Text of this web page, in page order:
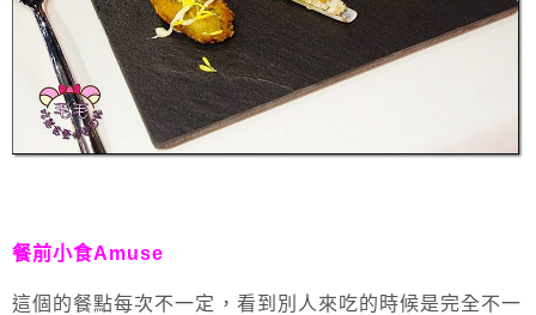
餐前小食Amuse
這個的餐點每次不一定，看到別人來吃的時候是完全不一